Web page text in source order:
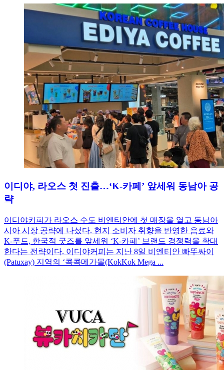
이디야, 라오스 첫 진출…‘K-카페’ 앞세워 동남아 공
략
이디야커피가 라오스 수도 비엔티안에 첫 매장을 열고 동남아
시아 시장 공략에 나섰다. 현지 소비자 취향을 반영한 음료와
K-푸드, 한국적 굿즈를 앞세워 ‘K-카페’ 브랜드 경쟁력을 확대
한다는 전략이다. 이디야커피는 지난 8일 비엔티안 빠뚜싸이
(Patuxay) 지역의 ‘콕콕메가몰(KokKok Mega ...